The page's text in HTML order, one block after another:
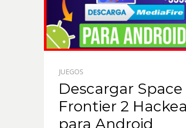
JUEGOS
Descargar Space
Frontier 2
para Android